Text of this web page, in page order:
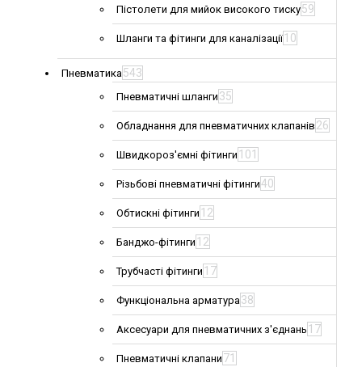
Пістолети для мийок високого тиску59
Шланги та фітинги для каналізації 10
Пневматика543
Пневматичні шланги 35
Обладнання для пневматичних клапанів 26
Швидкороз'ємні фітинги 101
Різьбові пневматичні фітинги40
Обтискні фітинги 12
Банджо-фітинги 12
Трубчасті фітинги 17
Функціональна арматура38
Аксесуари для пневматичних з'єднань 17
Пневматичні клапани 71